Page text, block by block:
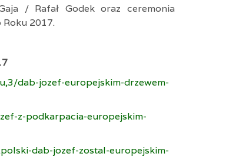
/ Rafał Godek oraz ceremonia
2017.
dab-jozef-europejskim-drzewem-
z-podkarpacia-europejskim-
dab-jozef-zostal-europejskim-